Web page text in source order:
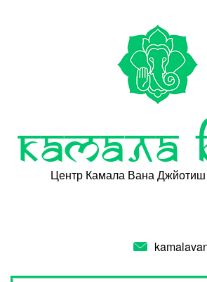
Камала
Центр Камала Вана